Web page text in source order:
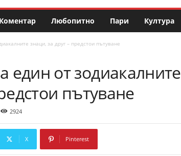
Коментар Любопитно Пари Култура
знаци, за друг – предстои пътуване
от зодиакалните
пътуване
2924
X Pinterest